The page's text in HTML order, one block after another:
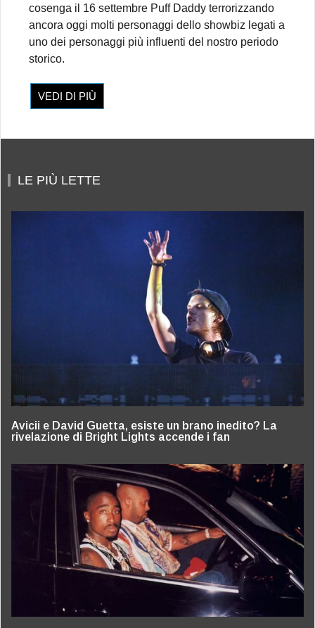
cosenga il 16 settembre Puff Daddy terrorizzando
ancora oggi molti personaggi dello showbiz legati a
uno dei personaggi più influenti del nostro periodo
storico.
VEDI DI PIÙ
LE PIÙ LETTE
Avicii e David Guetta, esiste un brano inedito? La
rivelazione di Bright Lights accende i fan